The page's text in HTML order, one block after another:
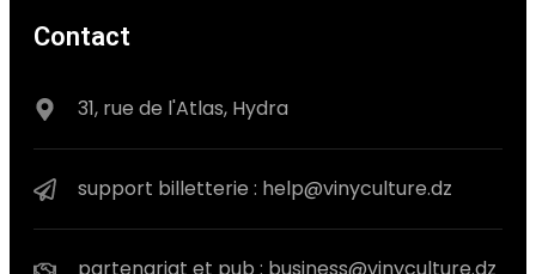
Contact
31, rue de l'Atlas, Hydra
support billetterie : help@vinyculture.dz